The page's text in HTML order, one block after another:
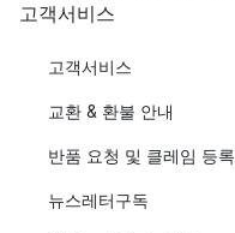
고객서비스
고객서비스
교환 & 환불 안내
반품 요청 및 클레임 등록
뉴스레터구독